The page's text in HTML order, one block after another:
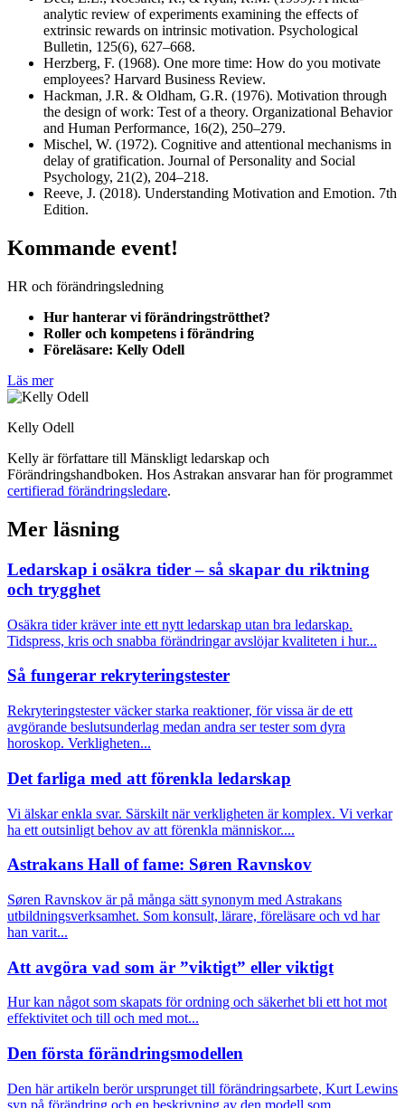
analytic review of experiments examining the effects of
extrinsic rewards on intrinsic motivation. Psychological
Bulletin, 125(6), 627–668.
Herzberg, F. (1968). One more time: How do you motivate
employees? Harvard Business Review.
Hackman, J.R. & Oldham, G.R. (1976). Motivation through
the design of work: Test of a theory. Organizational Behavior
and Human Performance, 16(2), 250–279.
Mischel, W. (1972). Cognitive and attentional mechanisms in
delay of gratification. Journal of Personality and Social
Psychology, 21(2), 204–218.
Reeve, J. (2018). Understanding Motivation and Emotion. 7th
Edition.
Kommande event!
HR och förändringsledning
Hur hanterar vi förändringströtthet?
Roller och kompetens i förändring
Föreläsare: Kelly Odell
Läs mer
Kelly Odell
Kelly är författare till Mänskligt ledarskap och
Förändringshandboken. Hos Astrakan ansvarar han för programmet
certifierad förändringsledare.
Mer läsning
Ledarskap i osäkra tider – så skapar du riktning
och trygghet
Osäkra tider kräver inte ett nytt ledarskap utan bra ledarskap.
Tidspress, kris och snabba förändringar avslöjar kvaliteten i hur...
Så fungerar rekryteringstester
Rekryteringstester väcker starka reaktioner, för vissa är de ett
avgörande beslutsunderlag medan andra ser tester som dyra
horoskop. Verkligheten...
Det farliga med att förenkla ledarskap
Vi älskar enkla svar. Särskilt när verkligheten är komplex. Vi verkar
ha ett outsinligt behov av att förenkla människor....
Astrakans Hall of fame: Søren Ravnskov
Søren Ravnskov är på många sätt synonym med Astrakans
utbildningsverksamhet. Som konsult, lärare, föreläsare och vd har
han varit...
Att avgöra vad som är ”viktigt” eller viktigt
Hur kan något som skapats för ordning och säkerhet bli ett hot mot
effektivitet och till och med mot...
Den första förändringsmodellen
Den här artikeln berör ursprunget till förändringsarbete, Kurt Lewins
syn på förändring och en beskrivning av den modell som...